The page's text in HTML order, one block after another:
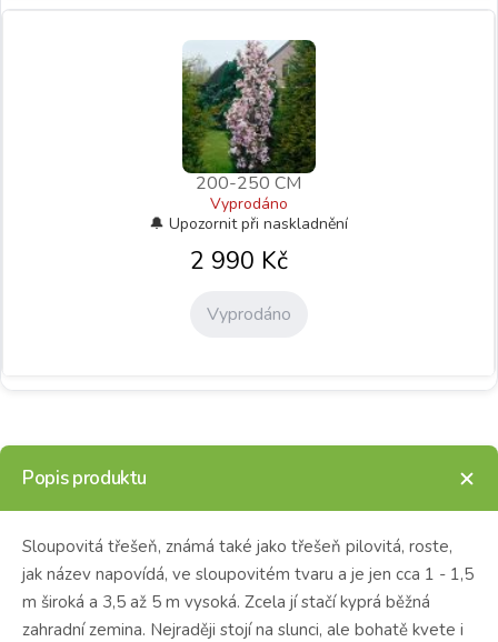
200-250 CM
Vyprodáno
2 990 Kč
Vyprodáno
Popis produktu
Sloupovitá třešeň, známá také jako třešeň pilovitá, roste,
jak název napovídá, ve sloupovitém tvaru a je jen cca 1 - 1,5
m široká a 3,5 až 5 m vysoká. Zcela jí stačí kyprá běžná
zahradní zemina. Nejraději stojí na slunci, ale bohatě kvete i